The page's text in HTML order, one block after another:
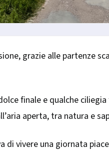
grazie alle partenze
finale e qualche ciliegia
aperta, tra natura e
di vivere una giornata